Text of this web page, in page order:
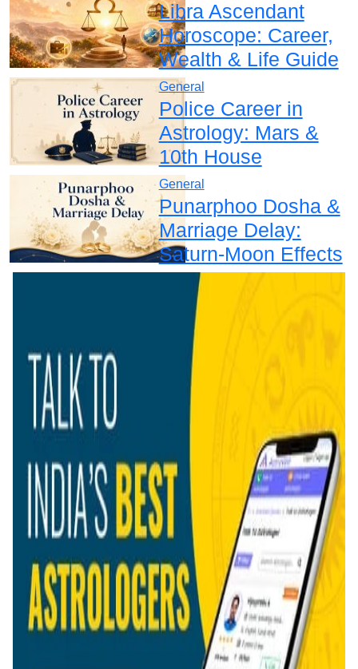
Libra Ascendant
Horoscope: Career,
Wealth & Life Guide
General
Police Career in
Astrology: Mars &
10th House
General
Punarphoo Dosha &
Marriage Delay:
Saturn-Moon Effects